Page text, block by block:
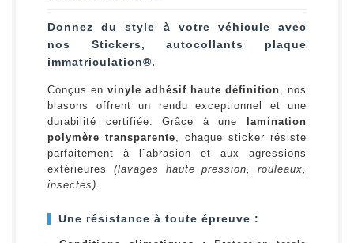
Donnez du style à votre véhicule avec
nos Stickers, autocollants plaque
immatriculation®.
Conçus en vinyle adhésif haute définition, nos
blasons offrent un rendu exceptionnel et une
durabilité certifiée. Grâce à une
lamination
polymère transparente, chaque sticker résiste
parfaitement à l`abrasion et aux agressions
extérieures (lavages haute pression, rouleaux,
insectes).
Une résistance à toute épreuve :